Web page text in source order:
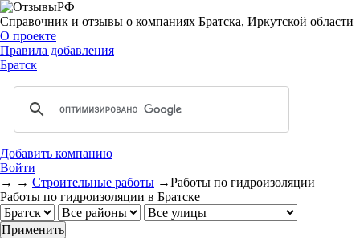
Справочник и отзывы о компаниях Братска, Иркутской области
О проекте
Правила добавления
Братск
Добавить компанию
Войти
→ → Строительные работы →Работы по гидроизоляции
Работы по гидроизоляции в Братске